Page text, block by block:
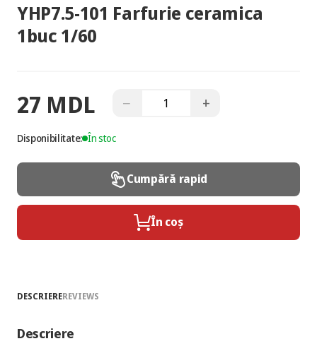
YHP7.5-101 Farfurie ceramica
1buc 1/60
27 MDL − +
Disponibilitate: În stoc
Cumpără rapid
În coș
DESCRIEREREVIEWS
Descriere